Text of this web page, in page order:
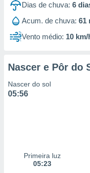
Dias de chuva: 6
Acum. de chuva: 61
Vento médio: 10 km/
Nascer e Pôr do
Nascer do sol
05:56
Primeira luz
05:23